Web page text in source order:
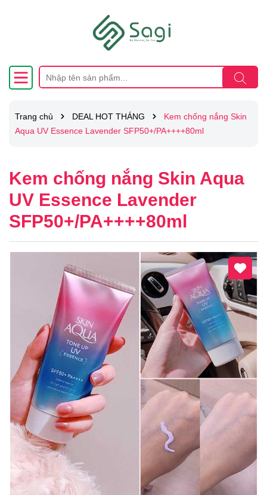
Trang chủ DEAL HOT THÁNG
Kem chống nắng Skin
Aqua UV Essence Lavender SFP50+/PA++++80ml
Kem chống nắng Skin Aqua
UV Essence Lavender
SFP50+/PA++++80ml
Mã giảm giá:
Ngày hết hạn: